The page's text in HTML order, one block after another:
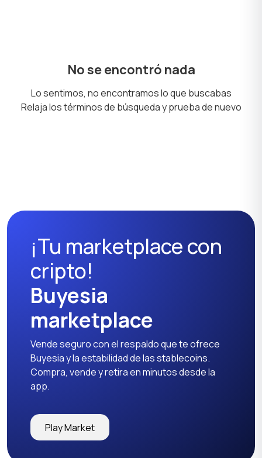
construcción
No se encontró nada
Lo sentimos, no encontramos lo que buscabas
Relaja los términos de búsqueda y prueba de nuevo
¡Tu marketplace con
cripto!
Buyesia
marketplace
Vende seguro con el respaldo que te ofrece
Buyesia y la estabilidad de las stablecoins.
Compra, vende y retira en minutos desde la
app.
Play Market